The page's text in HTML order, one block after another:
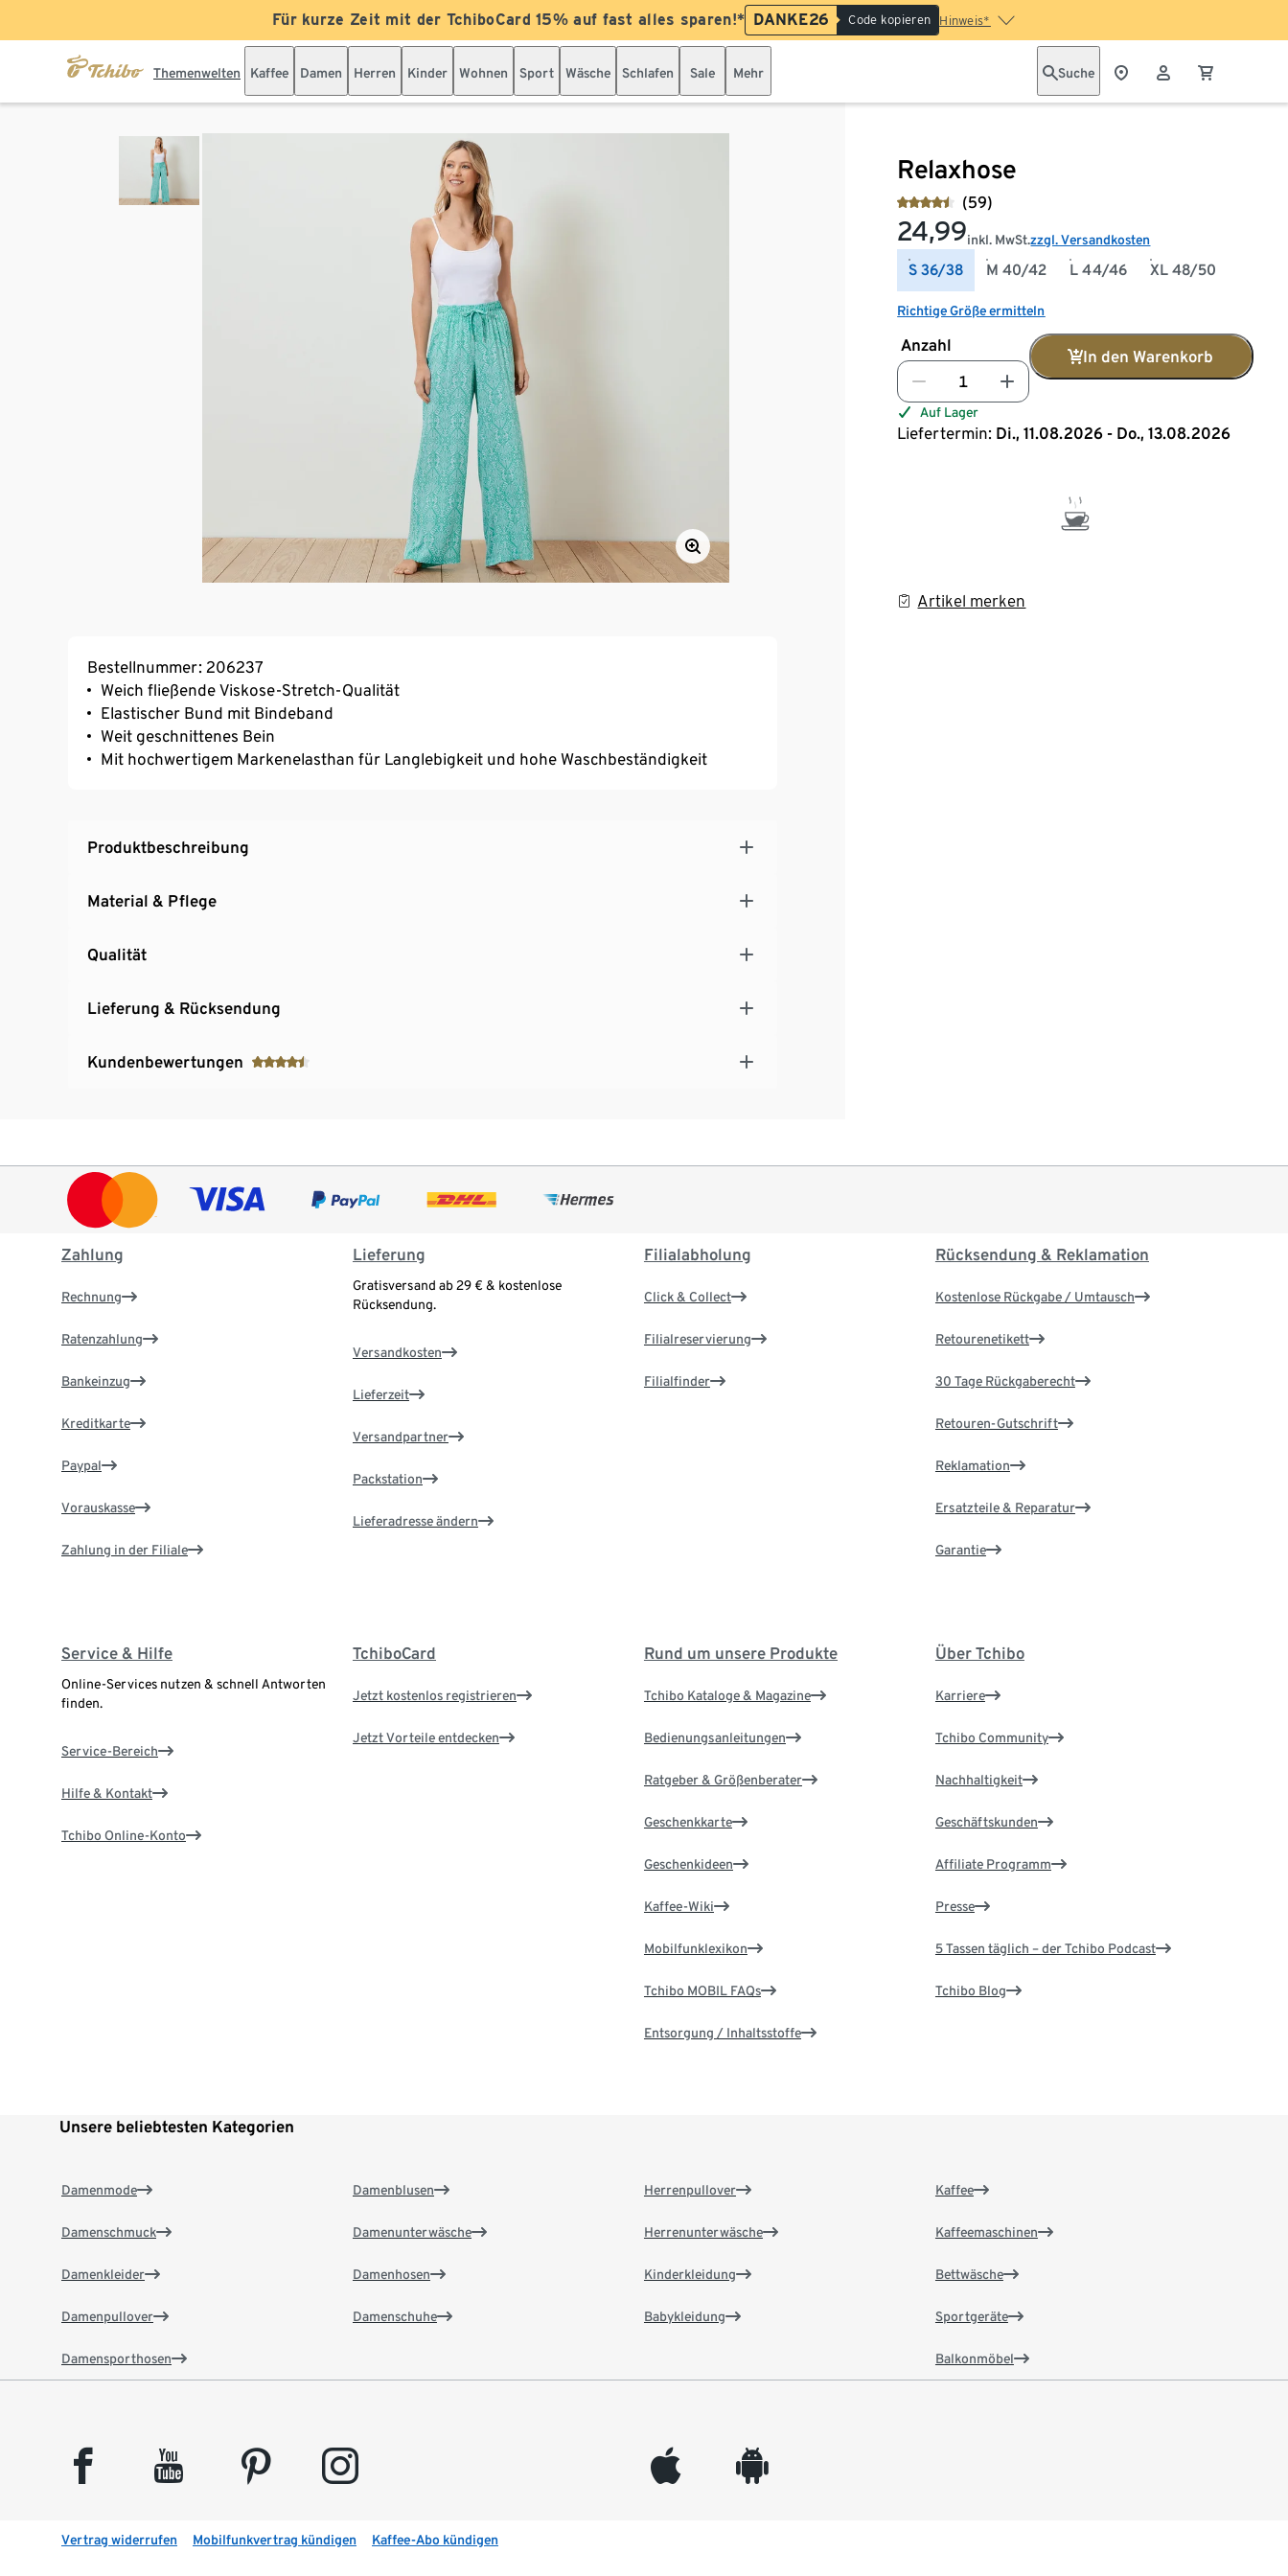
Für kurze Zeit mit der TchiboCard 15% auf fast alles sparen!* DANKE26 Code kopieren Hinweis*
Themenwelten Kaffee Damen Herren Kinder Wohnen Sport Wäsche Schlafen Sale Mehr Suche
Relaxhose
(59)
24,99inkl. MwSt.zzgl. Versandkosten
S 36/38 M 40/42 L 44/46 XL 48/50
Richtige Größe ermitteln
Anzahl
In den Warenkorb
Auf Lager
Liefertermin: Di., 11.08.2026 - Do., 13.08.2026
Artikel merken
Bestellnummer: 206237
Weich fließende Viskose-Stretch-Qualität
Elastischer Bund mit Bindeband
Weit geschnittenes Bein
Mit hochwertigem Markenelasthan für Langlebigkeit und hohe Waschbeständigkeit
Produktbeschreibung
Material & Pflege
Qualität
Lieferung & Rücksendung
Kundenbewertungen
Zahlung
Rechnung
Ratenzahlung
Bankeinzug
Kreditkarte
Paypal
Vorauskasse
Zahlung in der Filiale
Lieferung
Gratisversand ab 29 € & kostenlose
Rücksendung.
Versandkosten
Lieferzeit
Versandpartner
Packstation
Lieferadresse ändern
Filialabholung
Click & Collect
Filialreservierung
Filialfinder
Rücksendung & Reklamation
Kostenlose Rückgabe / Umtausch
Retourenetikett
30 Tage Rückgaberecht
Retouren-Gutschrift
Reklamation
Ersatzteile & Reparatur
Garantie
Service & Hilfe
Online-Services nutzen & schnell Antworten
finden.
Service-Bereich
Hilfe & Kontakt
Tchibo Online-Konto
TchiboCard
Jetzt kostenlos registrieren
Jetzt Vorteile entdecken
Rund um unsere Produkte
Tchibo Kataloge & Magazine
Bedienungsanleitungen
Ratgeber & Größenberater
Geschenkkarte
Geschenkideen
Kaffee-Wiki
Mobilfunklexikon
Tchibo MOBIL FAQs
Entsorgung / Inhaltsstoffe
Über Tchibo
Karriere
Tchibo Community
Nachhaltigkeit
Geschäftskunden
Affiliate Programm
Presse
5 Tassen täglich – der Tchibo Podcast
Tchibo Blog
Unsere beliebtesten Kategorien
Damenmode
Damenschmuck
Damenkleider
Damenpullover
Damensporthosen
Damenblusen
Damenunterwäsche
Damenhosen
Damenschuhe
Herrenpullover
Herrenunterwäsche
Kinderkleidung
Babykleidung
Kaffee
Kaffeemaschinen
Bettwäsche
Sportgeräte
Balkonmöbel
facebook youtube pinterest instagram appleinc android
Vertrag widerrufen Mobilfunkvertrag kündigen Kaffee-Abo kündigen